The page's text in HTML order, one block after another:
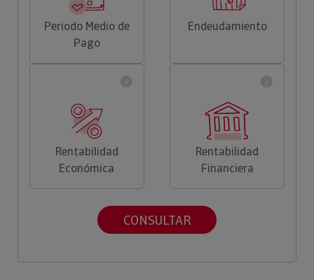
Periodo Medio de
Pago
Endeudamiento
Rentabilidad
Económica
Rentabilidad
Financiera
CONSULTAR